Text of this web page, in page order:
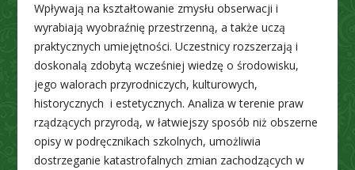
Wpływają na kształtowanie zmysłu obserwacji i
wyrabiają wyobraźnię przestrzenną, a także uczą
praktycznych umiejętności. Uczestnicy rozszerzają i
doskonalą zdobytą wcześniej wiedzę o środowisku,
jego walorach przyrodniczych, kulturowych,
historycznych i estetycznych. Analiza w terenie praw
rządzących przyrodą, w łatwiejszy sposób niż obszerne
opisy w podręcznikach szkolnych, umożliwia
dostrzeganie katastrofalnych zmian zachodzących w